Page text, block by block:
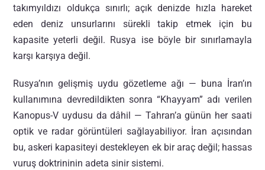
takımyıldızı oldukça sınırlı; açık denizde hızla hareket
eden deniz unsurlarını sürekli takip etmek için bu
kapasite yeterli değil. Rusya ise böyle bir sınırlamayla
karşı karşıya değil.
Rusya’nın gelişmiş uydu gözetleme ağı — buna İran’ın
kullanımına devredildikten sonra “Khayyam” adı verilen
Kanopus-V uydusu da dâhil — Tahran’a günün her saati
optik ve radar görüntüleri sağlayabiliyor. İran açısından
bu, askeri kapasiteyi destekleyen ek bir araç değil; hassas
vuruş doktrininin adeta sinir sistemi.